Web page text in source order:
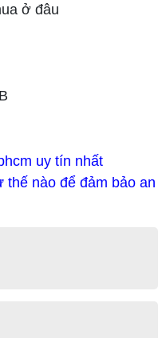
ở đâu
uy tín nhất
thế nào để đảm bảo an